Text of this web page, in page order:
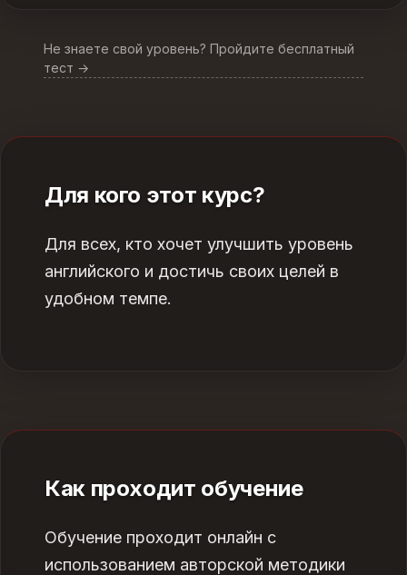
Не знаете свой уровень? Пройдите бесплатный
тест →
Для кого этот курс?
Для всех, кто хочет улучшить уровень
английского и достичь своих целей в
удобном темпе.
Как проходит обучение
Обучение проходит онлайн с
использованием авторской методики